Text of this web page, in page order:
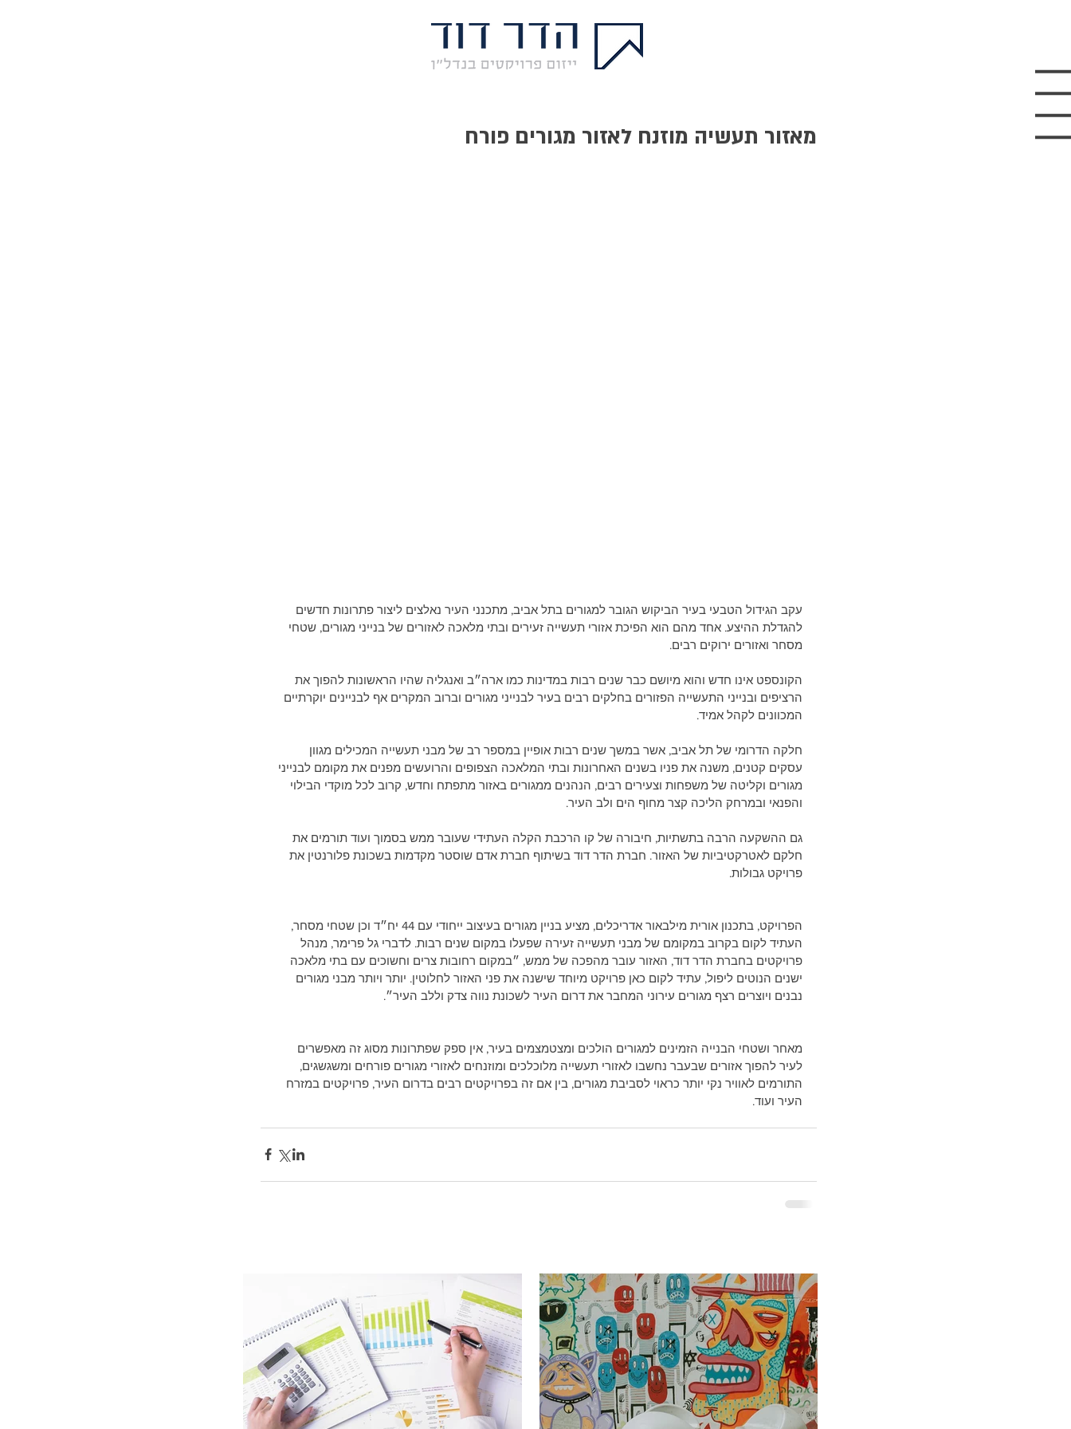
מאזור תעשיה מוזנח לאזור מגורים פורח
עקב הגידול הטבעי בעיר הביקוש הגובר למגורים בתל אביב, מתכנני העיר נאלצים ליצור פתרונות חדשים
להגדלת ההיצע. אחד מהם הוא הפיכת אזורי תעשייה זעירים ובתי מלאכה לאזורים של בנייני מגורים, שטחי
מסחר ואזורים ירוקים רבים.
הקונספט אינו חדש והוא מיושם כבר שנים רבות במדינות כמו ארה״ב ואנגליה שהיו הראשונות להפוך את
הרציפים ובנייני התעשייה הפזורים בחלקים רבים בעיר לבנייני מגורים וברוב המקרים אף לבניינים יוקרתיים
המכוונים לקהל אמיד.
חלקה הדרומי של תל אביב, אשר במשך שנים רבות אופיין במספר רב של מבני תעשייה המכילים מגוון
עסקים קטנים, משנה את פניו בשנים האחרונות ובתי המלאכה הצפופים והרועשים מפנים את מקומם לבנייני
מגורים וקליטה של משפחות וצעירים רבים, הנהנים ממגורים באזור מתפתח וחדש, קרוב לכל מוקדי הבילוי
והפנאי ובמרחק הליכה קצר מחוף הים ולב העיר.
גם ההשקעה הרבה בתשתיות, חיבורה של קו הרכבת הקלה העתידי שעובר ממש בסמוך ועוד תורמים את
חלקם לאטרקטיביות של האזור. חברת הדר דוד בשיתוף חברת אדם שוסטר מקדמות בשכונת פלורנטין את
פרויקט גבולות.
הפרויקט, בתכנון אורית מילבאור אדריכלים, מציע בניין מגורים בעיצוב ייחודי עם 44 יח״ד וכן שטחי מסחר,
העתיד לקום בקרוב במקומם של מבני תעשייה זעירה שפעלו במקום שנים רבות. לדברי גל פרימר, מנהל
פרויקטים בחברת הדר דוד, האזור עובר מהפכה של ממש, ״במקום רחובות צרים וחשוכים עם בתי מלאכה
ישנים הנוטים ליפול, עתיד לקום כאן פרויקט מיוחד שישנה את פני האזור לחלוטין. יותר ויותר מבני מגורים
נבנים ויוצרים רצף מגורים עירוני המחבר את דרום העיר לשכונת נווה צדק וללב העיר״.
מאחר ושטחי הבנייה הזמינים למגורים הולכים ומצטמצמים בעיר, אין ספק שפתרונות מסוג זה מאפשרים
לעיר להפוך אזורים שבעבר נחשבו לאזורי תעשייה מלוכלכים ומוזנחים לאזורי מגורים פורחים ומשגשגים,
התורמים לאוויר נקי יותר כראוי לסביבת מגורים, בין אם זה בפרויקטים רבים בדרום העיר, פרויקטים במזרח
העיר ועוד.